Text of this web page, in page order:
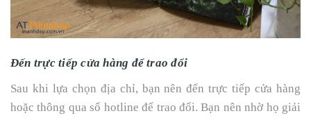
Đến trực tiếp cửa hàng để trao đổi
Sau khi lựa chọn địa chỉ, bạn nên đến trực tiếp cửa hàng
hoặc thông qua số hotline để trao đổi. Bạn nên nhờ họ giải